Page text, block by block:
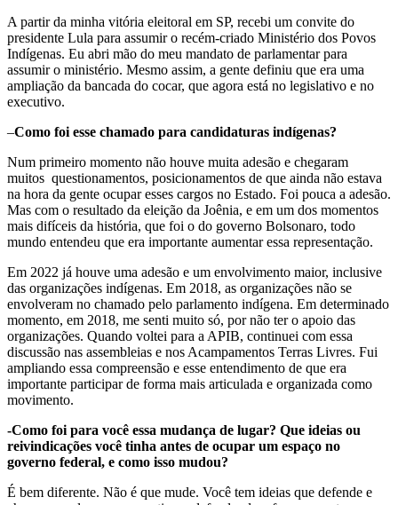
A partir da minha vitória eleitoral em SP, recebi um convite do
presidente Lula para assumir o recém-criado Ministério dos Povos
Indígenas. Eu abri mão do meu mandato de parlamentar para
assumir o ministério. Mesmo assim, a gente definiu que era uma
ampliação da bancada do cocar, que agora está no legislativo e no
executivo.
–Como foi esse chamado para candidaturas indígenas?
Num primeiro momento não houve muita adesão e chegaram
muitos questionamentos, posicionamentos de que ainda não estava
na hora da gente ocupar esses cargos no Estado. Foi pouca a adesão.
Mas com o resultado da eleição da Joênia, e em um dos momentos
mais difíceis da história, que foi o do governo Bolsonaro, todo
mundo entendeu que era importante aumentar essa representação.
Em 2022 já houve uma adesão e um envolvimento maior, inclusive
das organizações indígenas. Em 2018, as organizações não se
envolveram no chamado pelo parlamento indígena. Em determinado
momento, em 2018, me senti muito só, por não ter o apoio das
organizações. Quando voltei para a APIB, continuei com essa
discussão nas assembleias e nos Acampamentos Terras Livres. Fui
ampliando essa compreensão e esse entendimento de que era
importante participar de forma mais articulada e organizada como
movimento.
-Como foi para você essa mudança de lugar? Que ideias ou
reivindicações você tinha antes de ocupar um espaço no
governo federal, e como isso mudou?
É bem diferente. Não é que mude. Você tem ideias que defende e